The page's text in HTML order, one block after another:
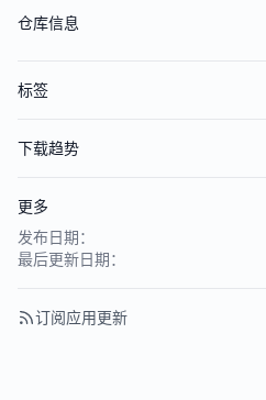
仓库信息
标签
下载趋势
更多
发布日期：
最后更新日期：
订阅应用更新